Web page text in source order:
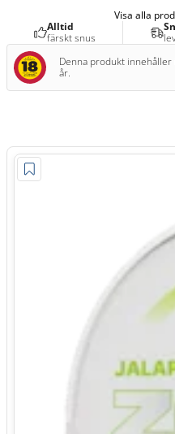
Visa alla
Alltid
färskt snus
Denna produkt
år.